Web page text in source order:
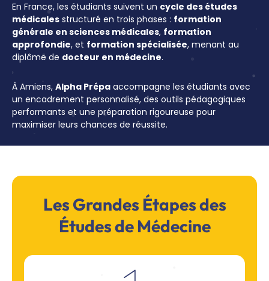
En France, les étudiants suivent un cycle des études
médicales structuré en trois phases : formation
générale en sciences médicales, formation
approfondie, et formation spécialisée, menant au
diplôme de docteur en médecine.
À Amiens, Alpha Prépa accompagne les étudiants avec
un encadrement personnalisé, des outils pédagogiques
performants et une préparation rigoureuse pour
maximiser leurs chances de réussite.
Les Grandes Étapes des
Études de Médecine